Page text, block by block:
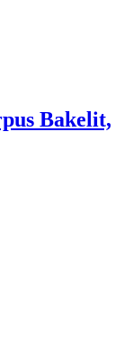
Bakelit,